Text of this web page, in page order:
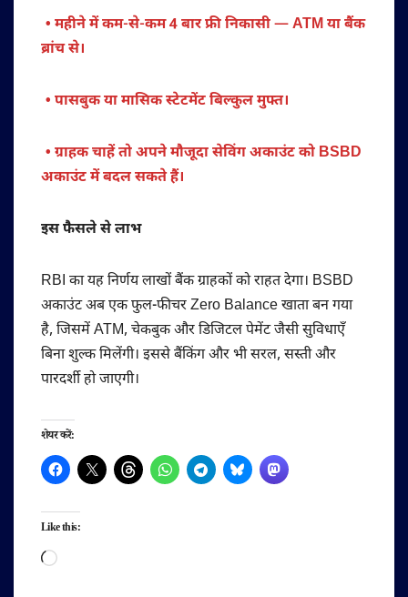
• महीने में कम-से-कम 4 बार फ्री निकासी — ATM या बैंक
ब्रांच से।
• पासबुक या मासिक स्टेटमेंट बिल्कुल मुफ्त।
• ग्राहक चाहें तो अपने मौजूदा सेविंग अकाउंट को BSBD
अकाउंट में बदल सकते हैं।
इस फैसले से लाभ
RBI का यह निर्णय लाखों बैंक ग्राहकों को राहत देगा। BSBD
अकाउंट अब एक फुल-फीचर Zero Balance खाता बन गया
है, जिसमें ATM, चेकबुक और डिजिटल पेमेंट जैसी सुविधाएँ
बिना शुल्क मिलेंगी। इससे बैंकिंग और भी सरल, सस्ती और
पारदर्शी हो जाएगी।
शेयर करें:
Like this:
Loading…